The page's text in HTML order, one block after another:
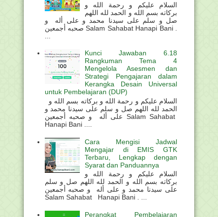
السلام عليكم و رحمة الله و
بركاته بسم الله و الحمد لله اللهم
صل و سلم على سيدنا محمد و على أله و
صحبه أجمعين Salam Sahabat Hanapi Bani .
Kunci Jawaban 6.18
Rangkuman Tema 4
Mengelola Asesmen dan
Strategi Pengajaran dalam
Kerangka Desain Universal
untuk Pembelajaran (DUP)
الحمد لله اللهم صل و سلم على سيدنا محمد و
على أله و صحبه أجمعين Salam Sahabat
Hanapi Bani ....
Cara Mengisi Jadwal
Mengajar di EMIS GTK
Terbaru, Lengkap dengan
Syarat dan Panduannya
السلام عليكم و رحمة الله و
بركاته بسم الله و الحمد لله اللهم صل و سلم
على سيدنا محمد و على أله و صحبه أجمعين
Salam Sahabat Hanapi Bani . ...
Perangkat Pembelajaran